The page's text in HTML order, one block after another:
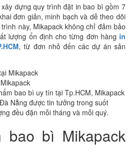
dựng quy trình đặt in bao bì gồm 7
đơn giản, minh bạch và dễ theo dõi
này, Mikapack không chỉ đảm bảo
lượng ổn định cho từng đơn hàng in
, từ đơn nhỏ đến các dự án sản
bao bì uy tín tại Tp.HCM, Mikapack
Nẵng được tin tưởng trong suốt
đều đặn mỗi tháng và mỗi quý.
bì Mikapack